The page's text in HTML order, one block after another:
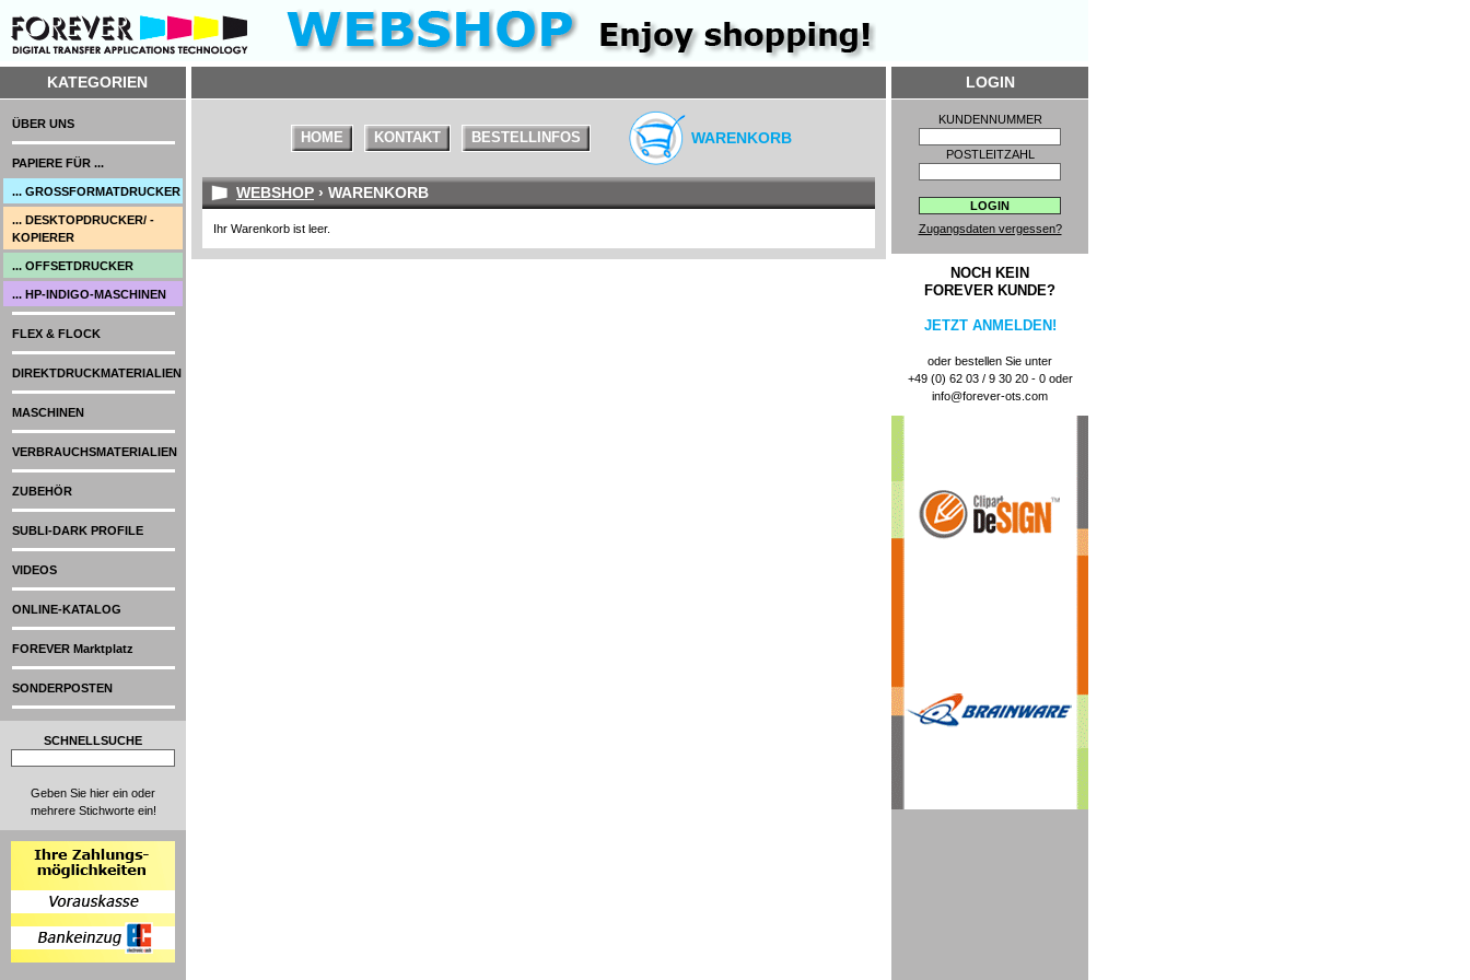
KATEGORIEN
SCHNELLSUCHE
Geben Sie hier ein oder
mehrere Stichworte ein!
HOME KONTAKT BESTELLINFOS WARENKORB
WEBSHOP › WARENKORB
Ihr Warenkorb ist leer.
LOGIN
KUNDENNUMMER
POSTLEITZAHL
Zugangsdaten vergessen?
NOCH KEIN
FOREVER KUNDE?
JETZT ANMELDEN!
oder bestellen Sie unter
+49 (0) 62 03 / 9 30 20 - 0 oder
info@forever-ots.com
ÜBER UNS
PAPIERE FÜR ...
... GROSSFORMATDRUCKER
... DESKTOPDRUCKER/ -
KOPIERER
... OFFSETDRUCKER
... HP-INDIGO-MASCHINEN
FLEX & FLOCK
DIREKTDRUCKMATERIALIEN
MASCHINEN
VERBRAUCHSMATERIALIEN
ZUBEHÖR
SUBLI-DARK PROFILE
VIDEOS
ONLINE-KATALOG
FOREVER Marktplatz
SONDERPOSTEN